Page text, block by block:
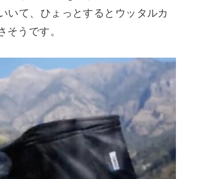
いて、ひょっとするとウッタルカ
うです。